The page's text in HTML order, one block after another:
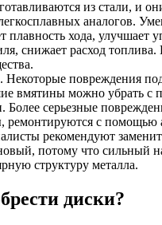
из стали, и
аналогов.
плавность хода, улучшает
снижает расход
Некоторые повреждения
вмятины можно убрать с
Более серьезные
ремонтируются с помощью
рекомендуют
потому что сильный
структуру металла.
диски?